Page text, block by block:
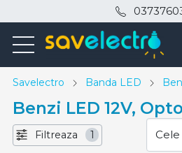
Savelectro Banda LED
Benzi LED 12V,
Filtreaza 1